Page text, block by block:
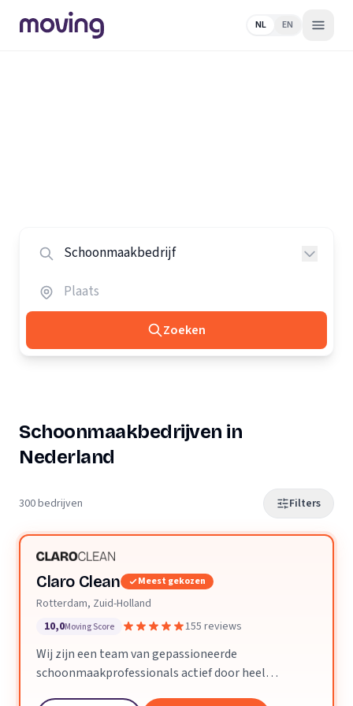
NL EN
Zoeken
Schoonmaakbedrijven in
Nederland
300 bedrijven Filters
Claro Clean Meest gekozen
Rotterdam, Zuid-Holland
10,0Moving Score 155 reviews
Wij zijn een team van gepassioneerde
schoonmaakprofessionals actief door heel